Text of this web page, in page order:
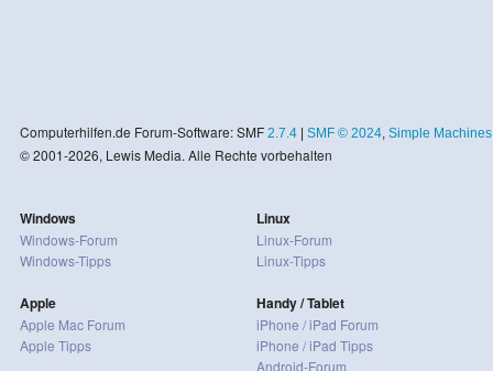
Computerhilfen.de Forum-Software: SMF 2.7.4| SMF © 2024, Simple Machines
© 2001-2026, Lewis Media. Alle Rechte vorbehalten
Windows
Windows-Forum
Windows-Tipps
Apple
Apple Mac Forum
Apple Tipps
Linux
Linux-Forum
Linux-Tipps
Handy / Tablet
iPhone / iPad Forum
iPhone / iPad Tipps
Android-Forum